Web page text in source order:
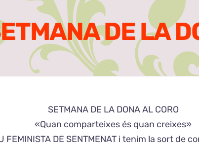
DE LA
SETMANA DE LA DONA AL CORO
«Quan comparteixes és quan creixes»
DE SENTMENAT i tenim la sort de